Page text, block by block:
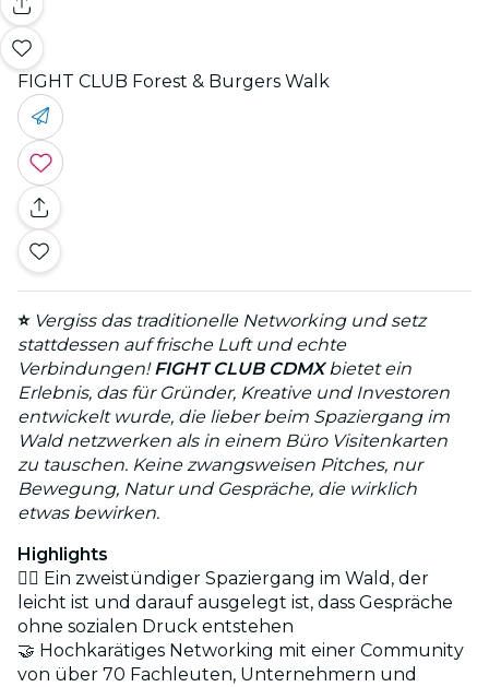
FIGHT CLUB Forest & Burgers Walk
⭐ Vergiss das traditionelle Networking und setz
stattdessen auf frische Luft und echte
Verbindungen!FIGHT CLUB CDMXbietet ein
Erlebnis, das für Gründer, Kreative und Investoren
entwickelt wurde, die lieber beim Spaziergang im
Wald netzwerken als in einem Büro Visitenkarten
zu tauschen. Keine zwangsweisen Pitches, nur
Bewegung, Natur und Gespräche, die wirklich
etwas bewirken.
Highlights
🚶‍♂️ Ein zweistündiger Spaziergang im Wald, der
leicht ist und darauf ausgelegt ist, dass Gespräche
ohne sozialen Druck entstehen
🤝 Hochkarätiges Networking mit einer Community
von über 70 Fachleuten, Unternehmern und